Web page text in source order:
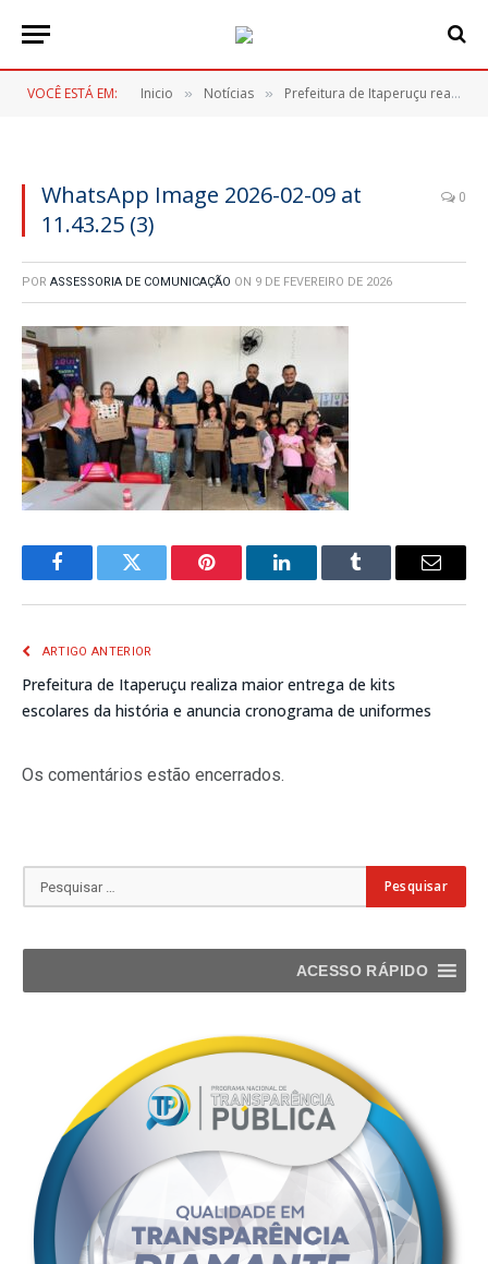
VOCÊ ESTÁ EM: Inicio » Notícias » Prefeitura de Itaperuçu realiza maior entrega de kits escolares da história e anuncia cronograma de uniformes
WhatsApp Image 2026-02-09 at
11.43.25 (3)
0
POR ASSESSORIA DE COMUNICAÇÃO ON 9 DE FEVEREIRO DE 2026
FacebookTwitter Pinterest LinkedInTumblr
E-
ARTIGO ANTERIOR
Prefeitura de Itaperuçu realiza maior entrega de kits
escolares da história e anuncia cronograma de uniformes
Os comentários estão encerrados.
ACESSO RÁPIDO